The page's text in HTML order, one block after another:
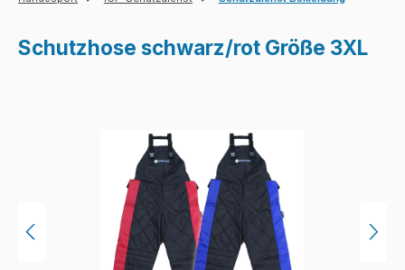
Schutzhose schwarz/rot Größe 3XL
Bildergalerie überspringen